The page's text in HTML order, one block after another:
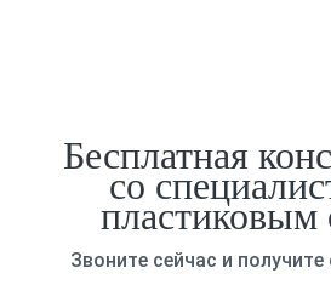
Бесплатная
со
пластиковым
Звоните сейчас и